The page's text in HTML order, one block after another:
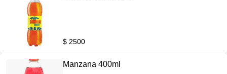
$ 2500
Manzana 400ml